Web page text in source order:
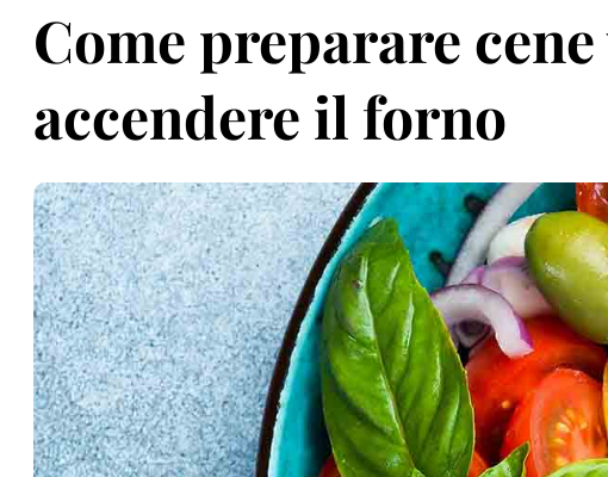
Come preparare
accendere il forno